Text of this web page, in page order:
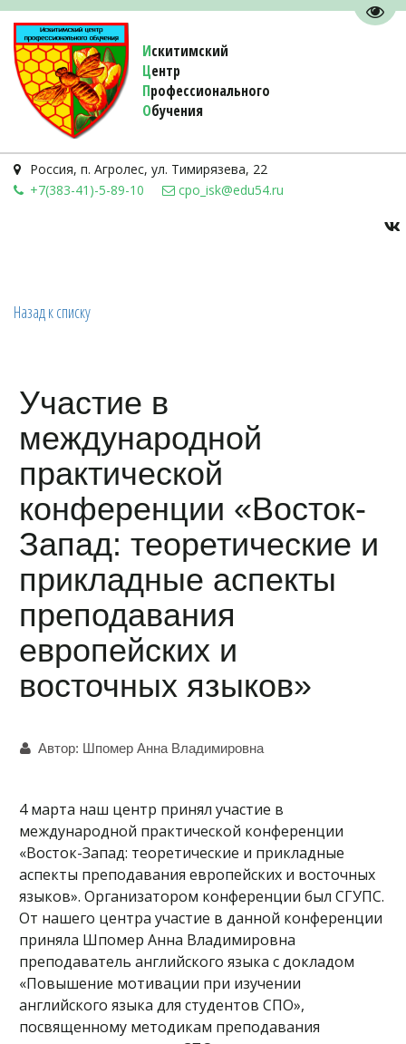
Искитимский
Центр
Профессионального
Обучения
Россия, п. Агролес, ул. Тимирязева, 22
+7(383-41)-5-89-10
cpo_isk@edu54.ru
Назад к списку
Участие в
международной
практической
конференции «Восток-
Запад: теоретические и
прикладные аспекты
преподавания
европейских и
восточных языков»
Автор: Шпомер Анна Владимировна
4 марта наш центр принял участие в
международной практической конференции
«Восток-Запад: теоретические и прикладные
аспекты преподавания европейских и восточных
языков». Организатором конференции был СГУПС.
От нашего центра участие в данной конференции
приняла Шпомер Анна Владимировна
преподаватель английского языка с докладом
«Повышение мотивации при изучении
английского языка для студентов СПО»,
посвященному методикам преподавания